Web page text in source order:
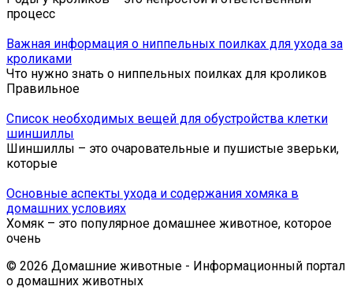
процесс
Важная информация о ниппельных поилках для ухода за
кроликами
Что нужно знать о ниппельных поилках для кроликов
Правильное
Список необходимых вещей для обустройства клетки
шиншиллы
Шиншиллы – это очаровательные и пушистые зверьки,
которые
Основные аспекты ухода и содержания хомяка в
домашних условиях
Хомяк – это популярное домашнее животное, которое
очень
© 2026 Домашние животные - Информационный портал
о домашних животных